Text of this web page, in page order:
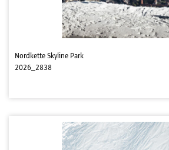
Nordkette Skyline Park
2026_2838